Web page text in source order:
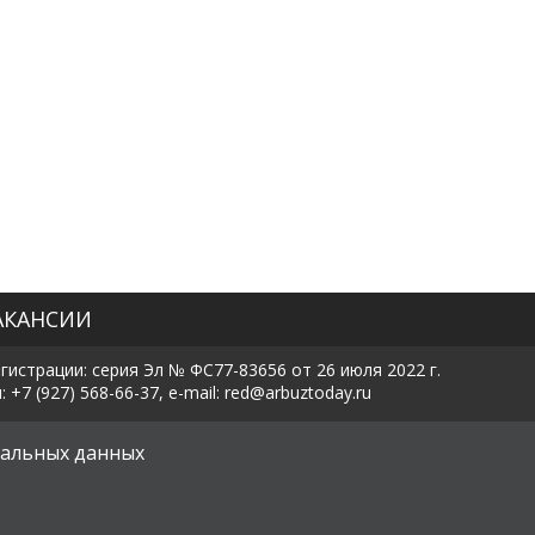
серия Эл № ФС77-83656 от 26 июля 2022 г.
(927) 568-66-37, e-mail: red@arbuztoday.ru
данных